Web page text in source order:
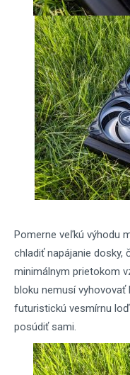
Pomerne veľkú výhodu
chladiť napájanie dosky,
minimálnym prietokom
bloku nemusí
futuristickú vesmírnu
posúdiť sami.